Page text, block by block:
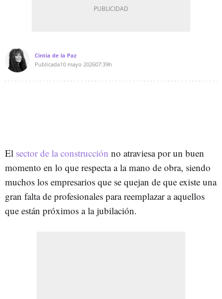
Cintia de la Paz
Publicada10 mayo 202607:39h
El sector de la construcción no atraviesa por un buen
momento en lo que respecta a la mano de obra, siendo
muchos los empresarios que se quejan de que existe una
gran falta de profesionales para reemplazar a aquellos
que están próximos a la jubilación.